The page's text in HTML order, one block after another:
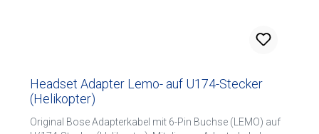
Headset Adapter Lemo- auf U174-Stecker
(Helikopter)
Original Bose Adapterkabel mit 6-Pin Buchse (LEMO) auf